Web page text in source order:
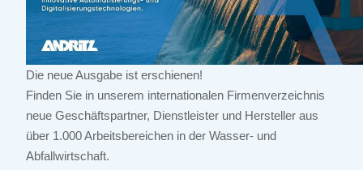
Die neue Ausgabe ist erschienen!
Finden Sie in unserem internationalen Firmenverzeichnis
neue Geschäftspartner, Dienstleister und Hersteller aus
über 1.000 Arbeitsbereichen in der Wasser- und
Abfallwirtschaft.